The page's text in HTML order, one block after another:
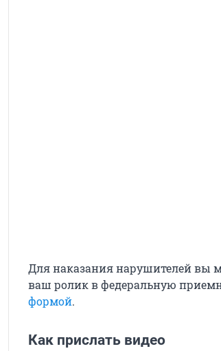
Для наказания нарушителей вы
ваш ролик в федеральную
формой.
Как прислать видео